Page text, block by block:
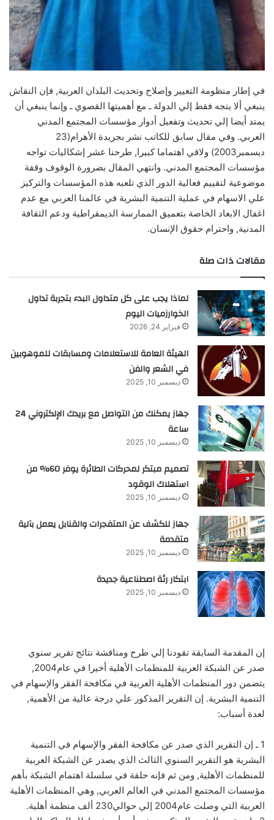
في إطار منظومة التغيير وإصلاح وتحديث البلدان العربية‏,‏ فإن النقاش
ينبغي ألا يتجه فقط إلي الدولة ـ مع أهميتها القصوي ـ وإنما ينبغي أن
يمتد أيضا إلي تحديث وتفعيل أدوار مؤسسات المجتمع المدني
ديسمبر‏2003)‏ ولاقي اهتماما كبيرا‏,‏ طرحنا عشر إشكاليات تواجه
مؤسسات المجتمع المدني‏.‏ وانتهي المقال بضرورة الوقوف وقفة
موضوعية لتقييم فعالية الدور الذي تلعبه هذه المؤسسات والتركيز
علي الاسهام في عملية التنمية البشرية في عالمنا العربي مع عدم
اغفال الابعاد الخاصة بتعميق الممارسة الديمقراطية ودعم الثقافة
المدنية‏,‏ واحترام حقوق الإنسان‏.‏
مقالات ذات صلة
لماذا يجب على كل متداول البدء بتجربة تداول
الخوارزميات اليوم
فبراير 24, 2026
الهيئة العامة للاستعلامات ومسابقات للموهوبين
في الشعر والفن
ديسمبر 10, 2025
جهاز يمكنك من التواصل مع بريدك الإلكتروني 24
ساعة
ديسمبر 10, 2025
تصميم مبتكر لمحركات الطائرة يوفر 60% من
استهلاك الوقود
ديسمبر 10, 2025
جهاز للكشف عن المتفجرات والقنابل يعمل بآلية
متقدمة
ديسمبر 10, 2025
ابتكار رئة اصطناعية جديدة
ديسمبر 10, 2025
إن المقدمة السابقة تقودنا إلي طرح ومناقشة نتائج تقرير سنوي
صدر عن الشبكة العربية للمنظمات الأهلية أخيرا في عام‏2004,‏
يتضمن دور المنظمات الأهلية العربية في مكافحة الفقر والإسهام في
التنمية البشرية‏.‏ إن التقرير المذكور علي درجة عالية من الأهمية‏,‏
لعدة أسباب‏:‏
‏1‏ ـ إن التقرير الذي صدر عن مكافحة الفقر والإسهام في التنمية
البشرية هو التقرير السنوي الثالث الذي يصدر عن الشبكة العربية
للمنظمات الأهلية‏,‏ ومن ثم فإنه حلقة في سلسلة اهتمام الشبكة بأهم
مؤسسات المجتمع المدني في العالم العربي‏,‏ وهي المنظمات الأهلية
العربية التي وصلت عام‏2004‏ إلي حوالي‏230‏ ألف منظمة أهلية‏.‏